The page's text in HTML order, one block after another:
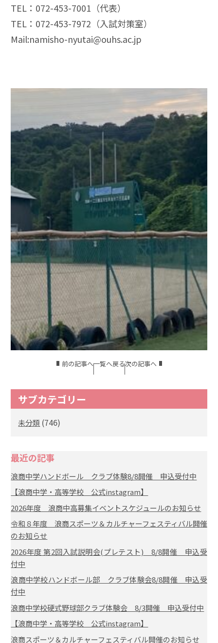
TEL：072-453-7001（代表）
TEL：072-453-7972（入試対策室）
Mail:namisho-nyutai@ouhs.ac.jp
前の記事へ一覧へ戻る次の記事へ
サブカテゴリー
未分類 (746)
最近の記事
浪商中学ハンドボール クラブ体験8/8開催 申込受付中
【浪商中学・高等学校 公式instagram】
2026年度 浪商中高募集イベントスケジュールのお知らせ
令和８年度 浪商スポーツ＆カルチャーフェスティバル開催
のお知らせ
2026年度 第2回入試説明会(プレテスト) 8/8開催 申込受
付中
浪商中学校ハンドボール部 クラブ体験会8/8開催 申込受
付中
浪商中学校硬式野球部クラブ体験会 8/3開催 申込受付中
【浪商中学・高等学校 公式instagram】
浪商スポーツ＆カルチャーフェスティバル開催のお知らせ